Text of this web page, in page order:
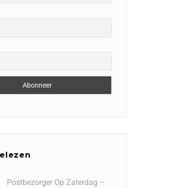
Postbezorger Op Zaterdag –